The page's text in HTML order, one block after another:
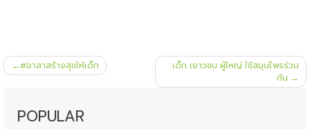
แนะแนว
เรื่อง
#อาสาสร้างสุขให้เด็ก
เด็ก เยาวชน ผู้ใหญ่ ใช้สมุนไพรร่วม
กัน
POPULAR